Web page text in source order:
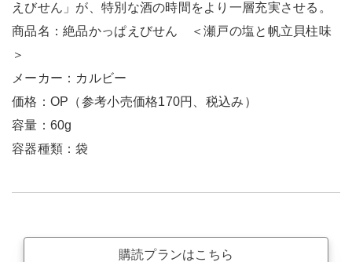
えびせん」が、特別な酒の時間をより一層充実させる。
商品名：絶品かっぱえびせん ＜瀬戸の塩と帆立貝柱味
＞
メーカー：カルビー
価格：OP（参考小売価格170円、税込み）
容量：60g
容器種類：袋
購読プランはこちら